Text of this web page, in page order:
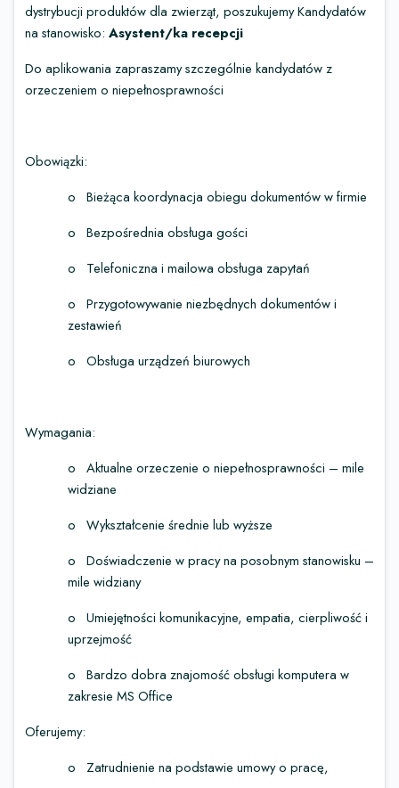
dystrybucji produktów dla zwierząt, poszukujemy Kandydatów
na stanowisko: Asystent/ka recepcji
Do aplikowania zapraszamy szczególnie kandydatów z
orzeczeniem o niepełnosprawności
Obowiązki:
o
Bieżąca koordynacja obiegu dokumentów w firmie
o
Bezpośrednia obsługa gości
o
Telefoniczna i mailowa obsługa zapytań
o
Przygotowywanie niezbędnych dokumentów i
zestawień
o
Obsługa urządzeń biurowych
Wymagania:
o
Aktualne orzeczenie o niepełnosprawności – mile
widziane
o
Wykształcenie średnie lub wyższe
o
Doświadczenie w pracy na posobnym stanowisku –
mile widziany
o
Umiejętności komunikacyjne, empatia, cierpliwość i
uprzejmość
o
Bardzo dobra znajomość obsługi komputera w
zakresie MS Office
Oferujemy:
o
Zatrudnienie na podstawie umowy o pracę,